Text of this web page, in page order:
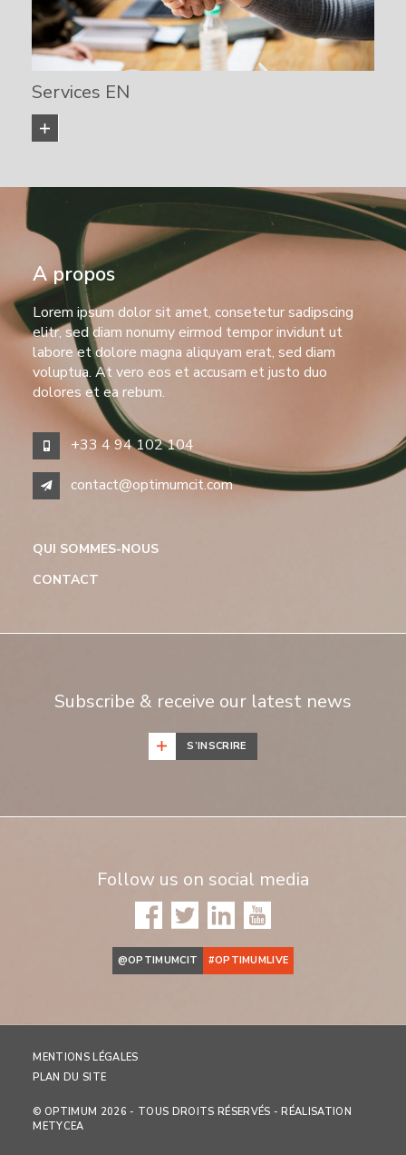
Services EN
A propos
Lorem ipsum dolor sit amet, consetetur sadipscing
elitr, sed diam nonumy eirmod tempor invidunt ut
labore et dolore magna aliquyam erat, sed diam
voluptua. At vero eos et accusam et justo duo
dolores et ea rebum.
+33 4 94 102 104
contact@optimumcit.com
QUI SOMMES-NOUS
CONTACT
Subscribe & receive our latest news
S’INSCRIRE
Follow us on social media
@OPTIMUMCIT #OPTIMUMLIVE
MENTIONS LÉGALES
PLAN DU SITE
© OPTIMUM 2026 - TOUS DROITS RÉSERVÉS - RÉALISATION
METYCEA